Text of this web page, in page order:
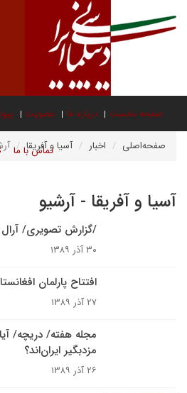
صفحه نخست درباره ما عضویت
تماس با ما صفحه‌اصلی اخبار آسیا و آفریقا
آسیا و آفریقا - آرشیو
/گزارش تصويرى/
۳۰ آذر ۱۳۸۹
افتتاح پارلمان
۲۷ آذر ۱۳۸۹
مجله هفته/ دريچه/
مزد‌بگیر ایران‌اند؟
۲۶ آذر ۱۳۸۹